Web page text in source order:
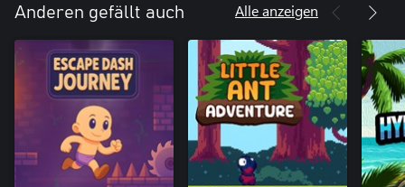
Anderen gefällt auch Alle anzeigen